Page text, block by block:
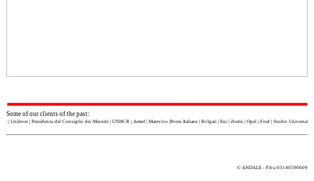
Some of our clients of the past:
Poste Italiane | Bvlgari | Eni | Zoetis | Opel | Ford | Studio Universal |
| Unilever | Presidenza del Consiglio dei Ministri | UNHCR | Amref | Marevivo |
© ANDALE - P.Iva 03140590609